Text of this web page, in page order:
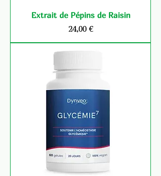
Extrait de Pépins de Raisin
Prix
24,00 €